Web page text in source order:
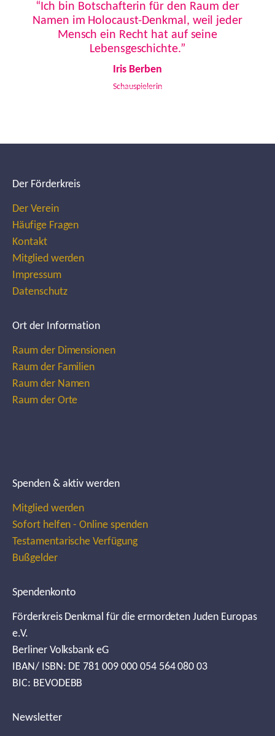
“Ich bin Botschafterin für den Raum der
Namen im Holocaust-Denkmal, weil jeder
Mensch ein Recht hat auf seine
Lebensgeschichte.”
Iris Berben
Schauspielerin
Der Förderkreis
Der Verein
Häufige Fragen
Kontakt
Mitglied werden
Impressum
Datenschutz
Ort der Information
Raum der Dimensionen
Raum der Familien
Raum der Namen
Raum der Orte
Spenden & aktiv werden
Mitglied werden
Sofort helfen - Online spenden
Testamentarische Verfügung
Bußgelder
Spendenkonto
Förderkreis Denkmal für die ermordeten Juden Europas
e.V.
Berliner Volksbank eG
IBAN/ ISBN: DE 781 009 000 054 564 080 03
BIC: BEVODEBB
Newsletter